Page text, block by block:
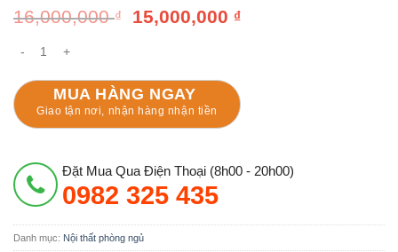
16,000,000₫ 15,000,000 ₫
Giường Ngủ Gỗ Căm Xe Mẫu Vòm Cung 1m8x2m số lượng
MUA HÀNG NGAY
Giao tận nơi, nhận hàng nhận tiền
Đặt Mua Qua Điện Thoại (8h00 - 20h00)
0982 325 435
Danh mục: Nội thất phòng ngủ